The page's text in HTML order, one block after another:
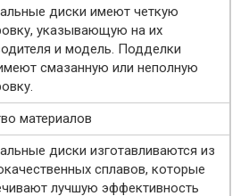
диски имеют четкую
указывающую на их
и модель. Подделки
смазанную или неполную
материалов
диски изготавливаются из
сплавов, которые
лучшую эффективность